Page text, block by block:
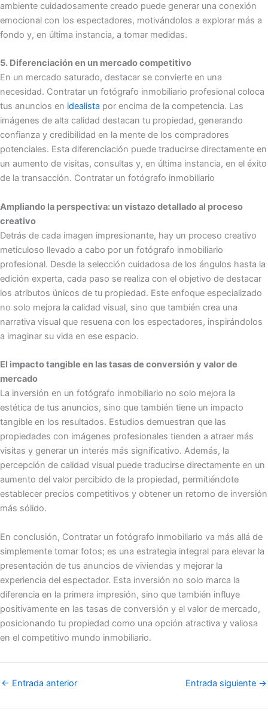
ambiente cuidadosamente creado puede generar una conexión
emocional con los espectadores, motivándolos a explorar más a
fondo y, en última instancia, a tomar medidas.
5. Diferenciación en un mercado competitivo
En un mercado saturado, destacar se convierte en una
necesidad. Contratar un fotógrafo inmobiliario profesional coloca
tus anuncios en idealista por encima de la competencia. Las
imágenes de alta calidad destacan tu propiedad, generando
confianza y credibilidad en la mente de los compradores
potenciales. Esta diferenciación puede traducirse directamente en
un aumento de visitas, consultas y, en última instancia, en el éxito
de la transacción. Contratar un fotógrafo inmobiliario
Ampliando la perspectiva: un vistazo detallado al proceso
creativo
Detrás de cada imagen impresionante, hay un proceso creativo
meticuloso llevado a cabo por un fotógrafo inmobiliario
profesional. Desde la selección cuidadosa de los ángulos hasta la
edición experta, cada paso se realiza con el objetivo de destacar
los atributos únicos de tu propiedad. Este enfoque especializado
no solo mejora la calidad visual, sino que también crea una
narrativa visual que resuena con los espectadores, inspirándolos
a imaginar su vida en ese espacio.
El impacto tangible en las tasas de conversión y valor de
mercado
La inversión en un fotógrafo inmobiliario no solo mejora la
estética de tus anuncios, sino que también tiene un impacto
tangible en los resultados. Estudios demuestran que las
propiedades con imágenes profesionales tienden a atraer más
visitas y generar un interés más significativo. Además, la
percepción de calidad visual puede traducirse directamente en un
aumento del valor percibido de la propiedad, permitiéndote
establecer precios competitivos y obtener un retorno de inversión
más sólido.
En conclusión, Contratar un fotógrafo inmobiliario va más allá de
simplemente tomar fotos; es una estrategia integral para elevar la
presentación de tus anuncios de viviendas y mejorar la
experiencia del espectador. Esta inversión no solo marca la
diferencia en la primera impresión, sino que también influye
positivamente en las tasas de conversión y el valor de mercado,
posicionando tu propiedad como una opción atractiva y valiosa
en el competitivo mundo inmobiliario.
← Entrada anterior Entrada siguiente →